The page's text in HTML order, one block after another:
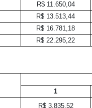
R$ 11.650,04
R$ 13.513,44
R$ 16.781,18
R$ 22.295,22
1
R$ 3.835,52